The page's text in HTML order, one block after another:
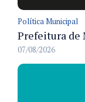
Política Municipal
07/08/2026